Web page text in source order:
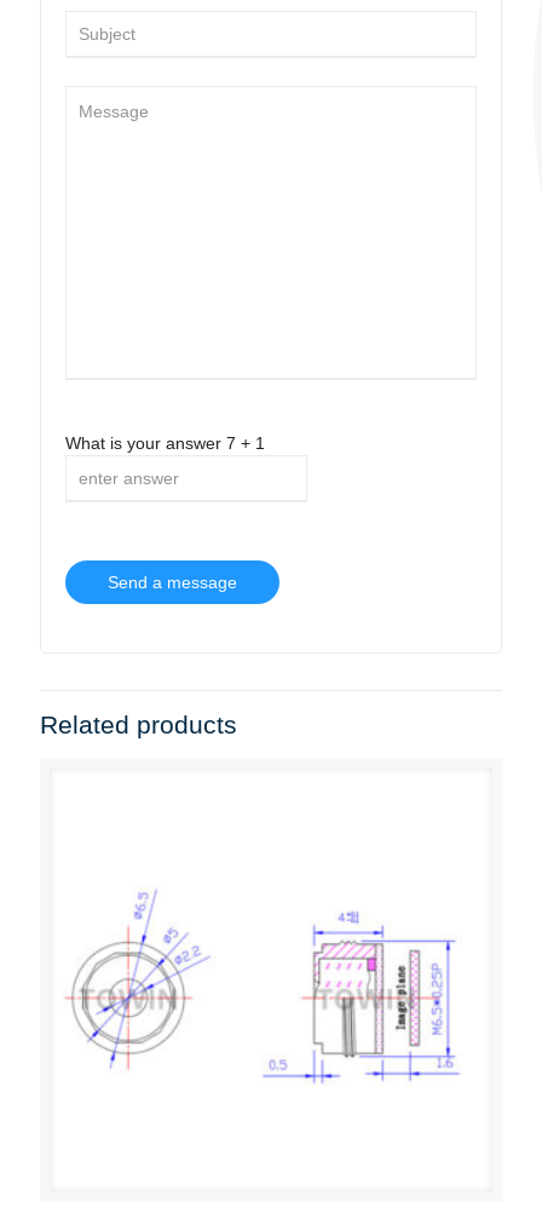
What is your answer 7 + 1
Related products